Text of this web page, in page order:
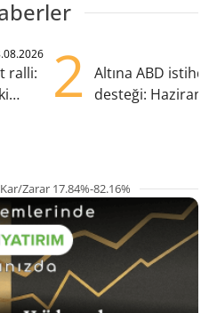
ralli:
2
Altına ABD
desteği:
Zarar 17.84%-82.16%